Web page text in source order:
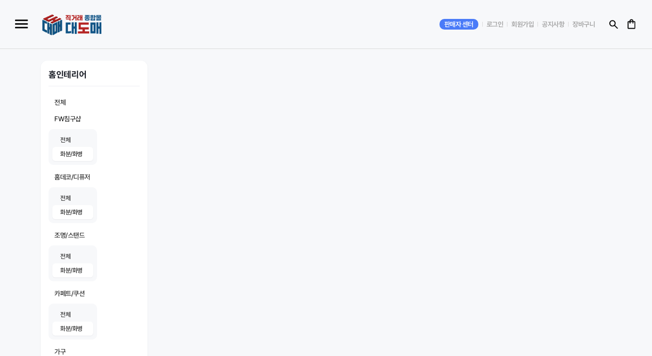
판매자 센터 로그인 회원가입 공지사항 장바구니
홈인테리어
전체
FW침구샵
전체
화분/화병
홈데코/디퓨저
전체
화분/화병
조명/스탠드
전체
화분/화병
카페트/쿠션
전체
화분/화병
가구